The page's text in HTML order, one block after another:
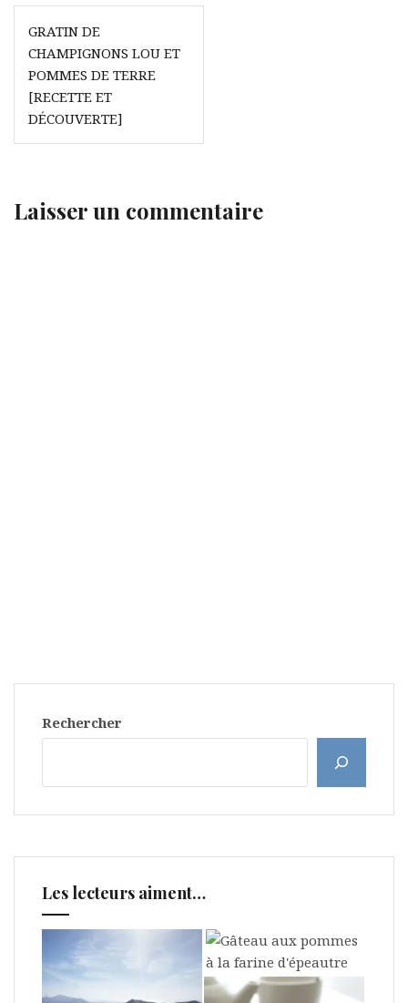
Navigation
de
l’article
GRATIN DE
CHAMPIGNONS LOU ET
POMMES DE TERRE
[RECETTE ET
DÉCOUVERTE]
Laisser un commentaire
Rechercher
Les lecteurs aiment…